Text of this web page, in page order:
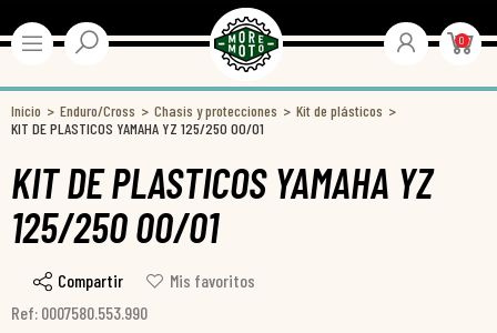
0
Inicio Enduro/Cross Chasis y protecciones
Kit de plásticos
KIT DE PLASTICOS YAMAHA YZ 125/250 00/01
KIT DE PLASTICOS YAMAHA YZ
125/250 00/01
Compartir
Mis favoritos
Ref: 0007580.553.990